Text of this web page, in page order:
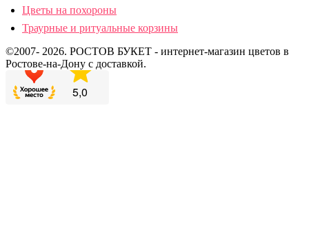
Цветы на похороны
Траурные и ритуальные корзины
©2007- 2026. РОСТОВ БУКЕТ - интернет-магазин цветов в
Ростове-на-Дону с доставкой.